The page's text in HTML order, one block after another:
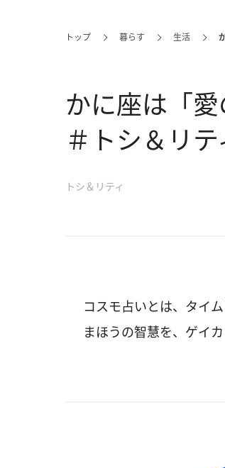
トップ 暮らす 生活
かに座は「
＃トシ＆リ
トシ＆リティ
コスモ占いとは、タイ
まほうの智慧を、ゲイ